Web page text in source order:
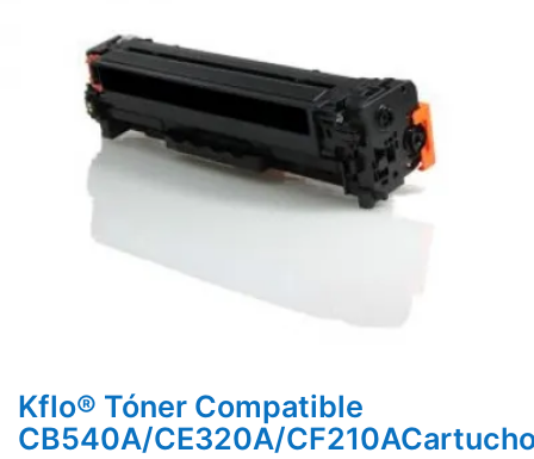
Kflo® Tóner Compatible
CB540A/CE320A/